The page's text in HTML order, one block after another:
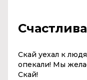
Скай уехал к
опекали! Мы
Скай!